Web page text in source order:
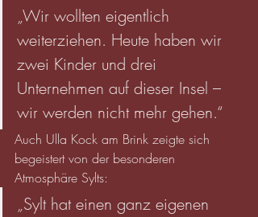
„Wir wollten eigentlich
weiterziehen. Heute haben wir
zwei Kinder und drei
Unternehmen auf dieser Insel –
wir werden nicht mehr gehen.“
Auch Ulla Kock am Brink zeigte sich
begeistert von der besonderen
Atmosphäre Sylts:
„Sylt hat einen ganz eigenen